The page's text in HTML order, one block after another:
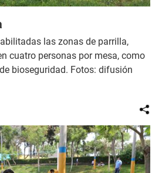
las zonas de parrilla,
cuatro personas por mesa, como
bioseguridad. Fotos: difusión